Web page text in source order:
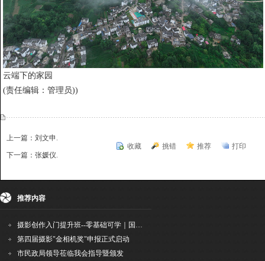
云端下的家园
(责任编辑：管理员))
上一篇：刘文申.
下一篇：张媛仪.
收藏 挑错 推荐 打印
推荐内容
摄影创作入门提升班--零基础可学｜国际评委授课｜手机·相机均可｜AI工具｜摄影比赛指
第四届摄影"金相机奖"申报正式启动
市民政局领导莅临我会指导暨颁发